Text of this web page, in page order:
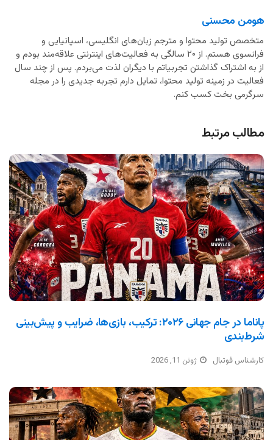
هومن محسنی
متخصص تولید محتوا و مترجم زبان‌های انگلیسی، اسپانیایی و
فرانسوی هستم. از ۲۰ سالگی به فعالیت‌های اینترنتی علاقه‌مند بودم و
از به اشتراک گذاشتن تجربیاتم با دیگران لذت می‌بردم. پس از چند سال
فعالیت در زمینه تولید محتوا، تمایل دارم تجربه جدیدی را در مجله
سرگرمی بخت کسب کنم.
مطالب مرتبط
پاناما در جام جهانی ۲۰۲۶: ترکیب، بازی‌ها، ضرایب و پیش‌بینی
شرط‌بندی
کارشناس فوتبال ژوئن 11, 2026